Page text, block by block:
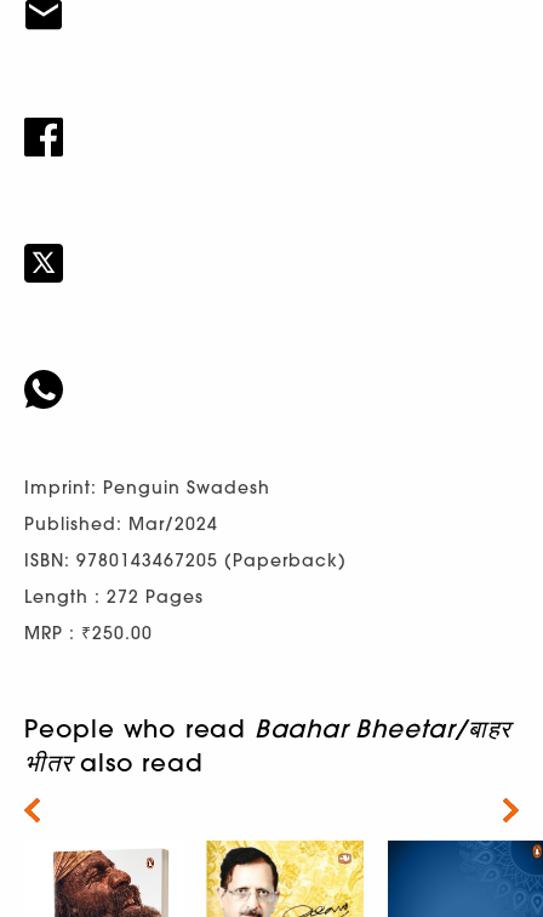
Imprint: Penguin Swadesh
Published: Mar/2024
ISBN: 9780143467205 (Paperback)
Length : 272 Pages
MRP : ₹250.00
People who read Baahar Bheetar/बाहर
भीतरalso read
Next